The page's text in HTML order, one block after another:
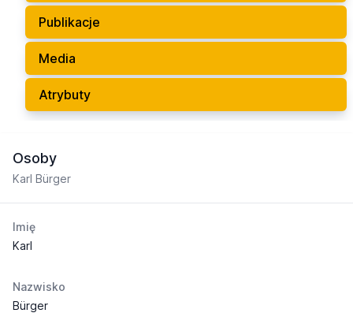
Publikacje
Media
Atrybuty
Osoby
Karl Bürger
Imię
Karl
Nazwisko
Bürger